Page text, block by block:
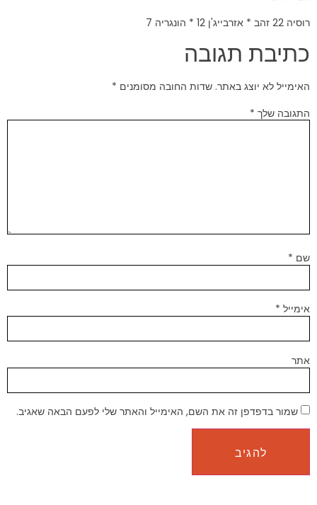
רוסיה 22 זהב * אזרבייג'ן 12 * הונגריה 7
כתיבת תגובה
האימייל לא יוצג באתר. שדות החובה מסומנים *
התגובה שלך *
שם *
אימייל *
אתר
שמור בדפדפן זה את השם, האימייל והאתר שלי לפעם הבאה שאגיב.